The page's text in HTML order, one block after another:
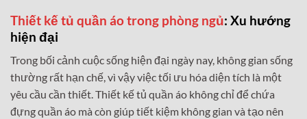
Thiết kế tủ quần áo trong phòng ngủ: Xu hướng
hiện đại
Trong bối cảnh cuộc sống hiện đại ngày nay, không gian sống
thường rất hạn chế, vì vậy việc tối ưu hóa diện tích là một
yêu cầu cần thiết. Thiết kế tủ quần áo không chỉ để chứa
đựng quần áo mà còn giúp tiết kiệm không gian và tạo nên